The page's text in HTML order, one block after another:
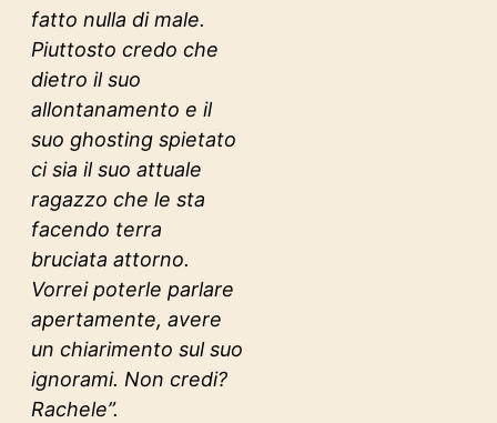
fatto nulla di male.
Piuttosto credo che
dietro il suo
allontanamento e il
suo ghosting spietato
ci sia il suo attuale
ragazzo che le sta
facendo terra
bruciata attorno.
Vorrei poterle parlare
apertamente, avere
un chiarimento sul suo
ignorami. Non credi?
Rachele”.